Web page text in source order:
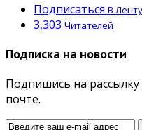
Подписаться В
3,303 Читателей
Подписка на новости
Подпишись на
почте.